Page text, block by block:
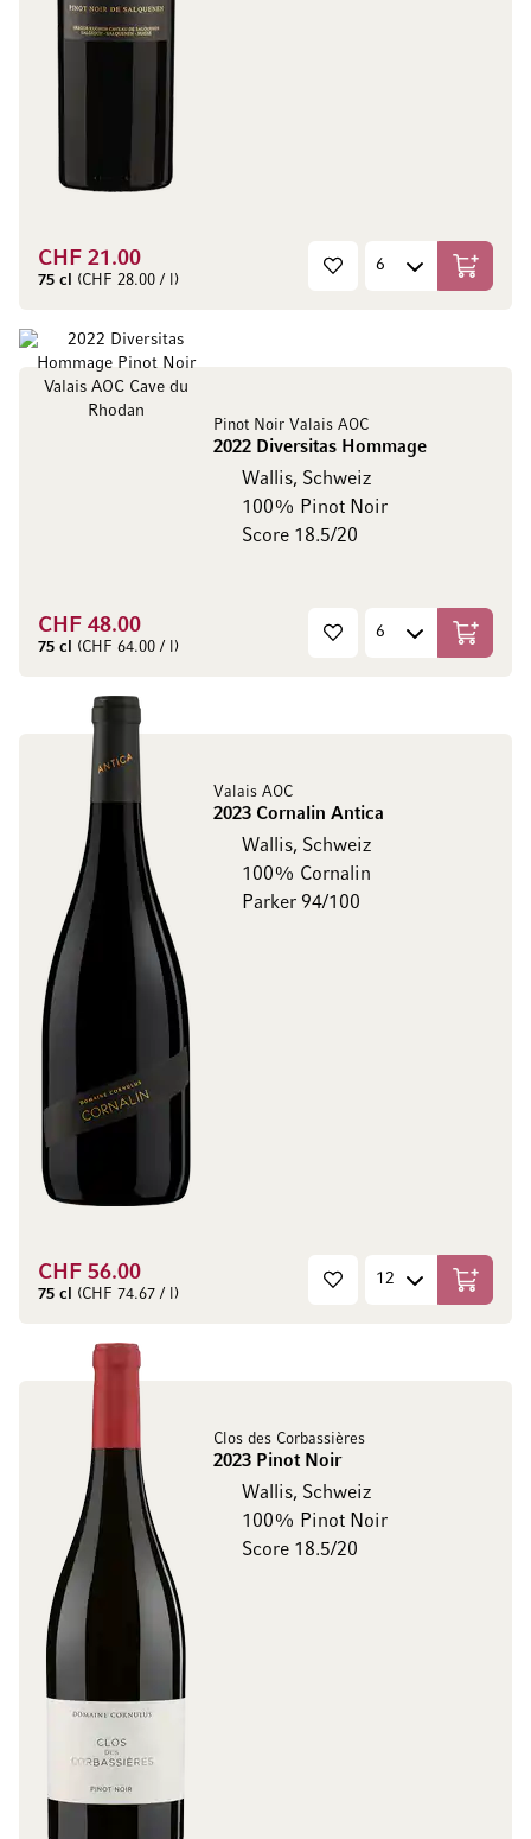
CHF 21.00
75 cl (CHF 28.00 / l) In den
Pinot Noir Valais AOC
2022 Diversitas Hommage
Wallis, Schweiz
100% Pinot Noir
Score 18.5/20
CHF 48.00
75 cl (CHF 64.00 / l) In den
Valais AOC
2023 Cornalin Antica
Wallis, Schweiz
100% Cornalin
Parker 94/100
CHF 56.00
75 cl (CHF 74.67 / l) In den
Clos des Corbassières
2023 Pinot Noir
Wallis, Schweiz
100% Pinot Noir
Score 18.5/20